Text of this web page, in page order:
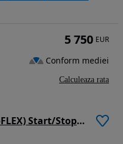
Opel Corsa 1.3 D (CDTi) (ecoFLEX) Start/Stop Color Edition
5 750 EUR
Conform mediei
Calculeaza rata